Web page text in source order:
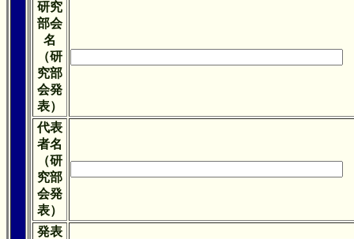
研究
部会
名
（研
究部
会発
表）
代表
者名
（研
究部
会発
表）
発表